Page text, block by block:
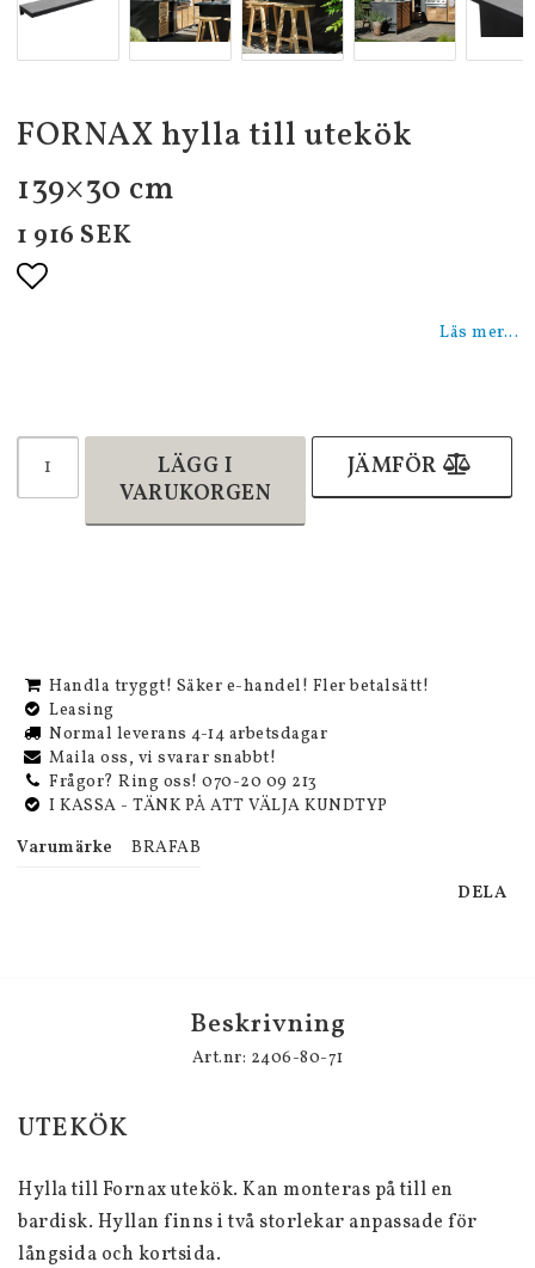
FORNAX hylla till utekök
139×30 cm
1 916 SEK
Läs mer...
LÄGG I
VARUKORGEN
JÄMFÖR
Handla tryggt! Säker e-handel! Fler betalsätt!
Leasing
Normal leverans 4-14 arbetsdagar
Maila oss, vi svarar snabbt!
Frågor? Ring oss! 070-20 09 213
I KASSA - TÄNK PÅ ATT VÄLJA KUNDTYP
Varumärke
BRAFAB
DELA
Beskrivning
Art.nr: 2406-80-71
UTEKÖK
Hylla till Fornax utekök. Kan monteras på till en
bardisk. Hyllan finns i två storlekar anpassade för
långsida och kortsida.